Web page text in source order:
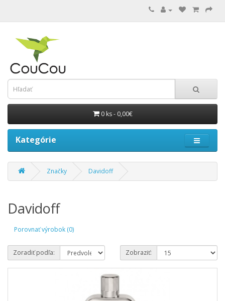
0 ks - 0,00€
Kategórie
Značky Davidoff
Davidoff
Porovnať výrobok (0)
Zoradiť podľa: Zobraziť: